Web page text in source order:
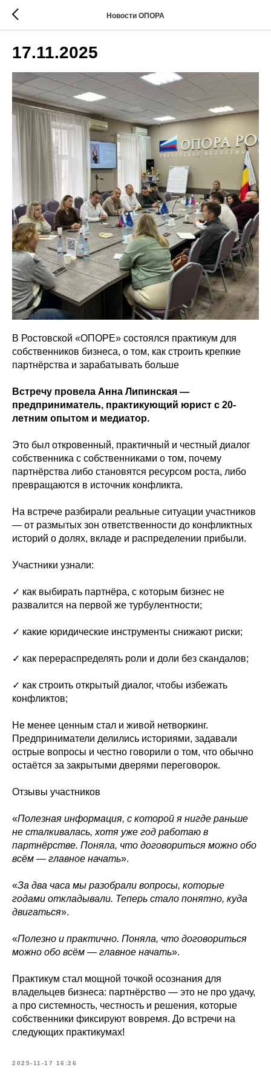
Новости ОПОРА
17.11.2025
В Ростовской «ОПОРЕ» состоялся практикум для
собственников бизнеса, о том, как строить крепкие
партнёрства и зарабатывать больше
Встречу провела Анна Липинская —
предприниматель, практикующий юрист с 20-
летним опытом и медиатор.
Это был откровенный, практичный и честный диалог
собственника с собственниками о том, почему
партнёрства либо становятся ресурсом роста, либо
превращаются в источник конфликта.
На встрече разбирали реальные ситуации участников
— от размытых зон ответственности до конфликтных
историй о долях, вкладе и распределении прибыли.
Участники узнали:
✓ как выбирать партнёра, с которым бизнес не
развалится на первой же турбулентности;
✓ какие юридические инструменты снижают риски;
✓ как перераспределять роли и доли без скандалов;
✓ как строить открытый диалог, чтобы избежать
конфликтов;
Не менее ценным стал и живой нетворкинг.
Предприниматели делились историями, задавали
острые вопросы и честно говорили о том, что обычно
остаётся за закрытыми дверями переговорок.
Отзывы участников
«Полезная информация, с которой я нигде раньше
не сталкивалась, хотя уже год работаю в
партнёрстве. Поняла, что договориться можно обо
всём — главное начать».
«За два часа мы разобрали вопросы, которые
годами откладывали. Теперь стало понятно, куда
двигаться».
«Полезно и практично. Поняла, что договориться
можно обо всём — главное начать».
Практикум стал мощной точкой осознания для
владельцев бизнеса: партнёрство — это не про удачу,
а про системность, честность и решения, которые
собственники фиксируют вовремя. До встречи на
следующих практикумах!
2025-11-17 16:26